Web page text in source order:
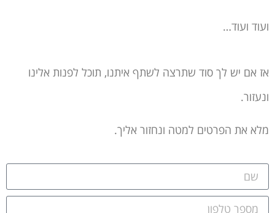
ועוד ועוד…
אז אם יש לך סוד שתרצה לשתף איתנו, תוכל לפנות אלינו
ונעזור.
מלא את הפרטים למטה ונחזור אליך.